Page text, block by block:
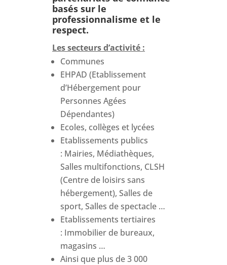
basés sur le
professionnalisme et le
respect.
Les secteurs d’activité :
Communes
EHPAD (Etablissement
d’Hébergement pour
Personnes Agées
Dépendantes)
Ecoles, collèges et lycées
Etablissements publics
: Mairies, Médiathèques,
Salles multifonctions, CLSH
(Centre de loisirs sans
hébergement), Salles de
sport, Salles de spectacle …
Etablissements tertiaires
: Immobilier de bureaux,
magasins …
Ainsi que plus de 3 000